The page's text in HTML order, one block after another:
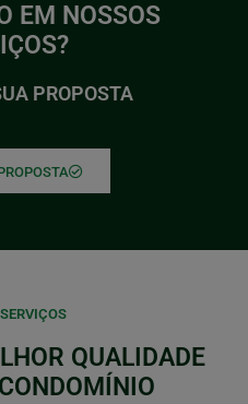
EM NOSSOS
PROPOSTA
QUALIDADE